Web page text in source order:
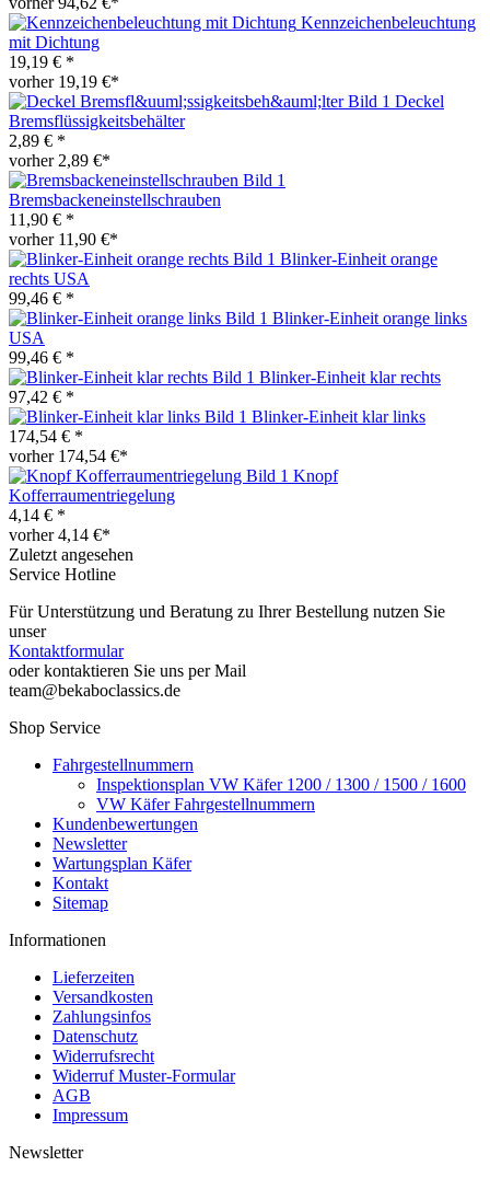
Kennzeichenbeleuchtung
mit Dichtung
19,19 € *
vorher 19,19 €*
Deckel
Bremsflüssigkeitsbehälter
2,89 € *
vorher 2,89 €*
Bremsbackeneinstellschrauben
11,90 € *
vorher 11,90 €*
Blinker-Einheit orange
rechts USA
99,46 € *
Blinker-Einheit orange links
USA
99,46 € *
Blinker-Einheit klar rechts
97,42 € *
Blinker-Einheit klar links
174,54 € *
vorher 174,54 €*
Knopf
Kofferraumentriegelung
4,14 € *
vorher 4,14 €*
Zuletzt angesehen
Service Hotline
Für Unterstützung und Beratung zu Ihrer Bestellung nutzen Sie
unser
Kontaktformular
oder kontaktieren Sie uns per Mail
team@bekaboclassics.de
Shop Service
Fahrgestellnummern
Inspektionsplan VW Käfer 1200 / 1300 / 1500 / 1600
VW Käfer Fahrgestellnummern
Kundenbewertungen
Newsletter
Wartungsplan Käfer
Kontakt
Sitemap
Informationen
Lieferzeiten
Versandkosten
Zahlungsinfos
Datenschutz
Widerrufsrecht
Widerruf Muster-Formular
AGB
Impressum
Newsletter